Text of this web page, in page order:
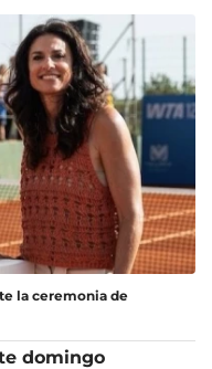
la ceremonia de
domingo